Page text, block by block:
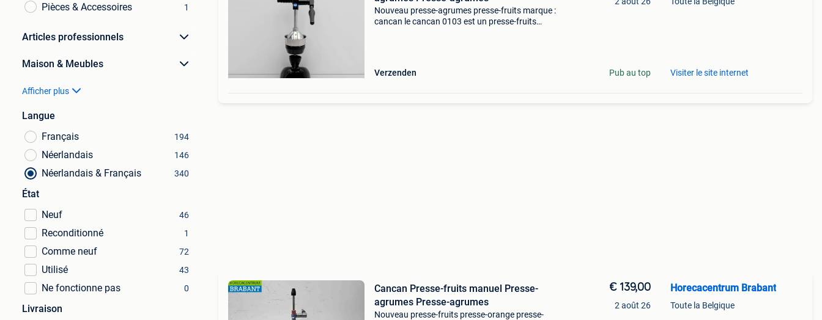
Pièces & Accessoires 1
Articles professionnels
Maison & Meubles
Afficher plus
Langue
Français
194
Néerlandais 146
Néerlandais & Français 340
État
Neuf
46
Reconditionné 1
Comme neuf 72
Utilisé 43
Ne fonctionne pas 0
Livraison
Nouveau presse-agrumes presse-fruits marque :
cancan le cancan 0103 est un presse-fruits
Verzenden
Pub au top Visiter le site internet
Cancan Presse-fruits manuel Presse-
agrumes Presse-agrumes
Nouveau presse-fruits presse-orange presse-
€ 139,00
2 août 26
Horecacentrum Brabant
Toute la Belgique